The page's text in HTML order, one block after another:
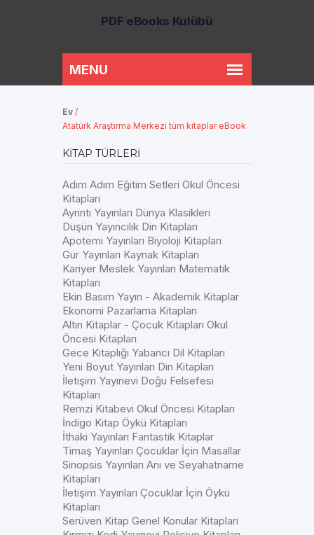
PDF eBooks Kulübü
Ev /
Atatürk Araştırma Merkezi tüm kitaplar eBook
KITAP TÜRLERI
Adım Adım Eğitim Setleri Okul Öncesi
Kitapları
Ayrıntı Yayınları Dünya Klasikleri
Düşün Yayıncılık Din Kitapları
Apotemi Yayınları Biyoloji Kitapları
Gür Yayınları Kaynak Kitapları
Kariyer Meslek Yayınları Matematik
Kitapları
Ekin Basım Yayın - Akademik Kitaplar
Ekonomi Pazarlama Kitapları
Altın Kitaplar - Çocuk Kitapları Okul
Öncesi Kitapları
Gece Kitaplığı Yabancı Dil Kitapları
Yeni Boyut Yayınları Din Kitapları
İletişim Yayınevi Doğu Felsefesi
Kitapları
Remzi Kitabevi Okul Öncesi Kitapları
İndigo Kitap Öykü Kitapları
İthaki Yayınları Fantastik Kitaplar
Timaş Yayınları Çocuklar İçin Masallar
Sinopsis Yayınları Anı ve Seyahatname
Kitapları
İletişim Yayınları Çocuklar İçin Öykü
Kitapları
Serüven Kitap Genel Konular Kitapları